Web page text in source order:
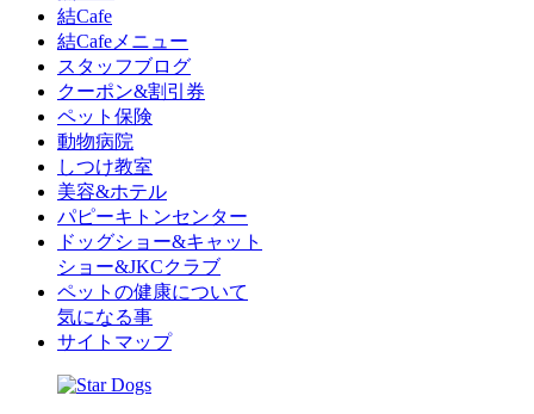
結Cafe
結Cafeメニュー
スタッフブログ
クーポン&割引券
ペット保険
動物病院
しつけ教室
美容&ホテル
パピーキトンセンター
ドッグショー&キャット
ショー&JKCクラブ
ペットの健康について
気になる事
サイトマップ